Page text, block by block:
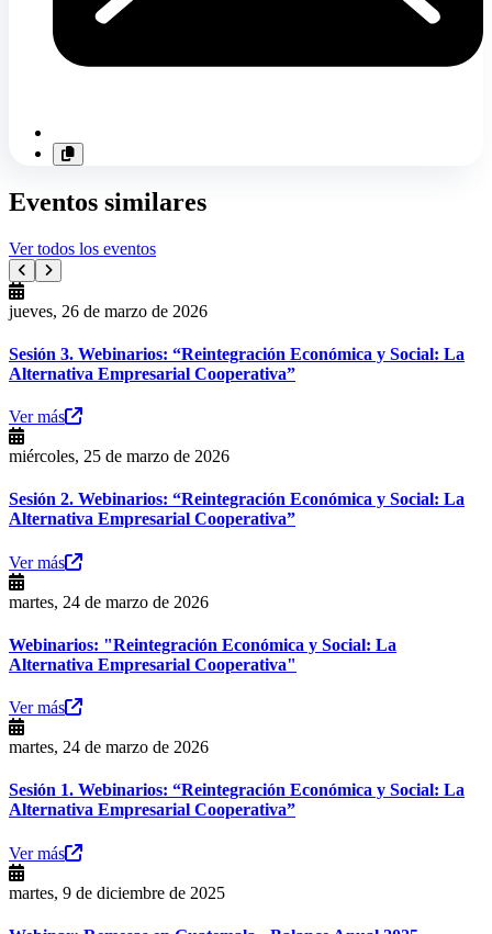
Eventos similares
Ver todos los eventos
jueves, 26 de marzo de 2026
Sesión 3. Webinarios: “Reintegración Económica y Social: La
Alternativa Empresarial Cooperativa”
Ver más
miércoles, 25 de marzo de 2026
Sesión 2. Webinarios: “Reintegración Económica y Social: La
Alternativa Empresarial Cooperativa”
Ver más
martes, 24 de marzo de 2026
Webinarios: "Reintegración Económica y Social: La
Alternativa Empresarial Cooperativa"
Ver más
martes, 24 de marzo de 2026
Sesión 1. Webinarios: “Reintegración Económica y Social: La
Alternativa Empresarial Cooperativa”
Ver más
martes, 9 de diciembre de 2025